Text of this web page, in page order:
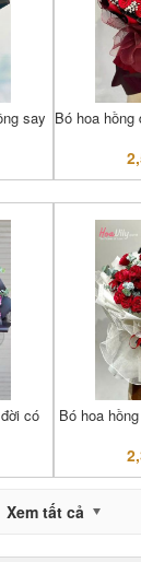
say Bó hoa hồng
có
Bó hoa
Xem tất cả